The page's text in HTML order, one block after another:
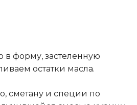
форму, застеленную
остатки масла.
сметану и специи по